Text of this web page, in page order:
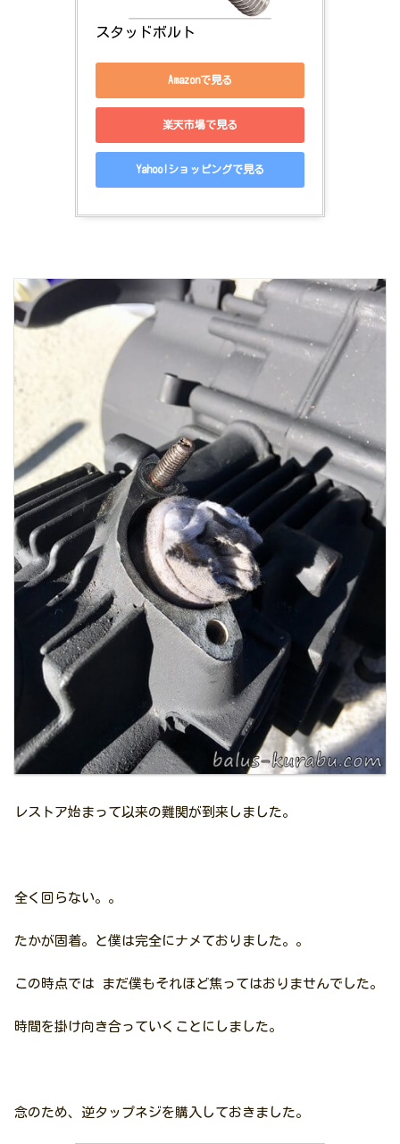
スタッドボルト
Amazonで見る
楽天市場で見る
Yahoo!ショッピングで見る
レストア始まって以来の難関が到来しました。
全く回らない。。
たかが固着。と僕は完全にナメておりました。。
この時点では まだ僕もそれほど焦ってはおりませんでした。
時間を掛け向き合っていくことにしました。
念のため、逆タップネジを購入しておきました。